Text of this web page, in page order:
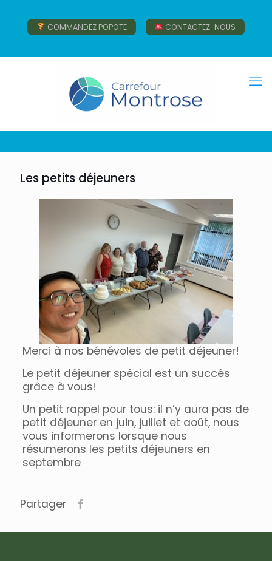
COMMANDEZ POPOTE CONTACTEZ-NOUS
Les petits déjeuners
Merci à nos bénévoles de petit déjeuner!
Le petit déjeuner spécial est un succès
grâce à vous!
Un petit rappel pour tous: il n’y aura pas de
petit déjeuner en juin, juillet et août, nous
vous informerons lorsque nous
résumerons les petits déjeuners en
septembre
Partager